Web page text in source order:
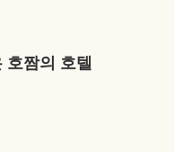
호짬의 호텔